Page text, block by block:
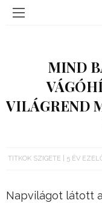
MIND
VILÁGREND
TITKOK SZIGETE 5 ÉV
Napvilágot látott